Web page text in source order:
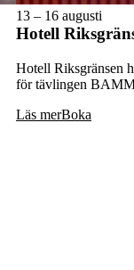
13 – 16 augusti
Hotell
Hotell Riksgränsen
för tävlingen
Läs merBoka